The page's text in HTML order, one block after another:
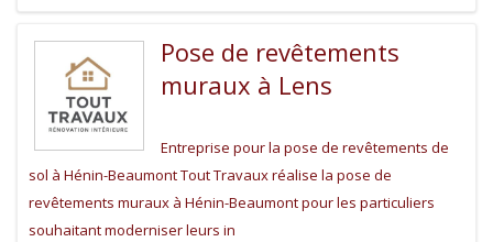
Pose de revêtements
muraux à Lens
Entreprise pour la pose de revêtements de
sol à Hénin-Beaumont Tout Travaux réalise la pose de
revêtements muraux à Hénin-Beaumont pour les particuliers
souhaitant moderniser leurs in